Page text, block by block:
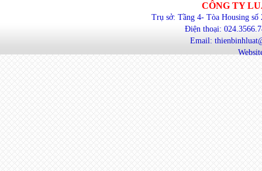
CÔNG TY
Trụ sở: Tầng 4- Tòa Housing
Điện thoại:
Email: